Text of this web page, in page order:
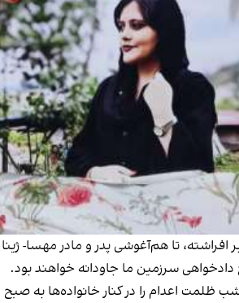
افراشته، تا هم‌آغوشی پدر و مادر مهسا-
سرزمین ما جاودانه خواهند بود.
اعدام را در کنار خانواده‌ها به صبح